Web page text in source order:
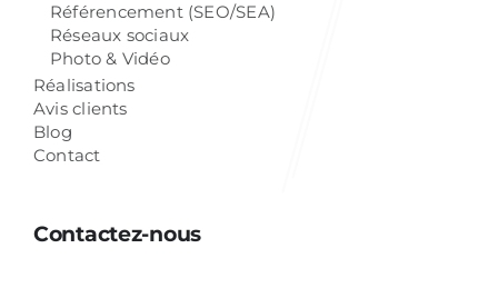
Référencement (SEO/SEA)
Réseaux sociaux
Photo & Vidéo
Réalisations
Avis clients
Blog
Contact
Contactez-nous